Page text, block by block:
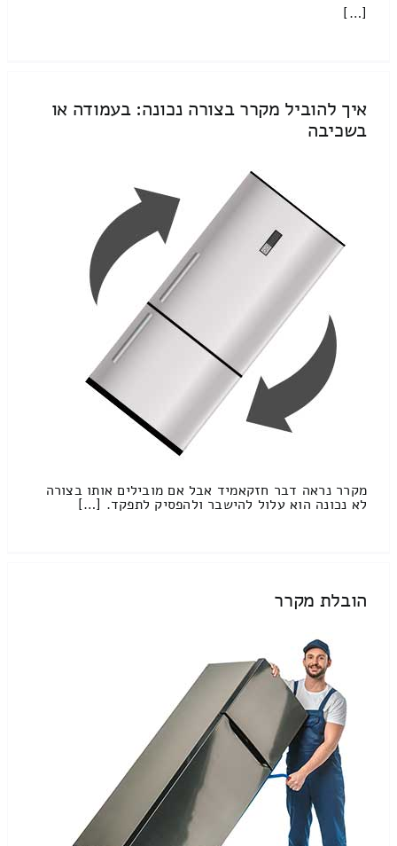
[…]
איך להוביל מקרר בצורה נכונה: בעמודה או
בשכיבה
מקרר נראה דבר חזקאמיד אבל אם מובילים אותו בצורה
לא נכונה הוא עלול להישבר ולהפסיק לתפקד. […]
הובלת מקרר